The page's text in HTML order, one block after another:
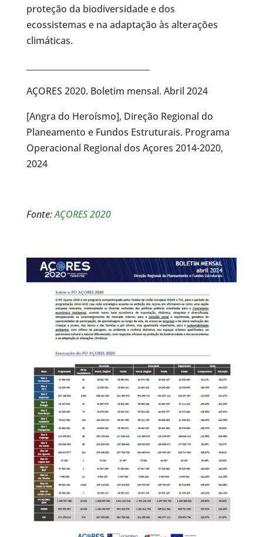
proteção da biodiversidade e dos
ecossistemas e na adaptação às alterações
climáticas.
AÇORES 2020. Boletim mensal. Abril 2024
[Angra do Heroísmo], Direção Regional do
Planeamento e Fundos Estruturais. Programa
Operacional Regional dos Açores 2014-2020,
2024
Fonte:AÇORES 2020